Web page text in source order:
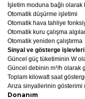
İşletim moduna bağlı
Otomatik düşürme işletimi
Otomatik hava tahliye
Otomatik kuru çalışma
Otomatik yeniden çalıştırma
Sinyal ve gösterge işlevleri
Güncel güç tüketiminin W
Güncel debinin m³/h olarak
Toplam kilowatt saat
Arıza sinyallerinin gösterimi
Donanım